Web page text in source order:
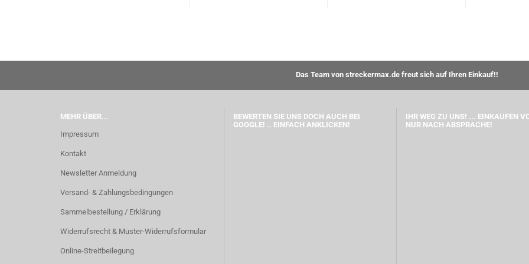
Das Team von streckermax.de freut sich auf Ihren Einkauf!!
MEHR ÜBER...
Impressum
Kontakt
Newsletter Anmeldung
Versand- & Zahlungsbedingungen
Sammelbestellung / Erklärung
Widerrufsrecht & Muster-Widerrufsformular
Online-Streitbeilegung
BEWERTEN SIE UNS DOCH AUCH BEI
GOOGLE! .. EINFACH ANKLICKEN!
IHR WEG ZU UNS! ... EINKAUFEN
NUR NACH ABSPRACHE!